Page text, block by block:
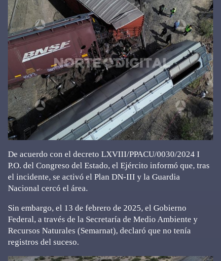
De acuerdo con el decreto LXVIII/PPACU/0030/2024 I
P.O. del Congreso del Estado, el Ejército informó que, tras
el incidente, se activó el Plan DN-III y la Guardia
Nacional cercó el área.
Sin embargo, el 13 de febrero de 2025, el Gobierno
Federal, a través de la Secretaría de Medio Ambiente y
Recursos Naturales (Semarnat), declaró que no tenía
registros del suceso.